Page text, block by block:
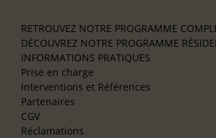
RETROUVEZ NOTRE PROGRAMME
DÉCOUVREZ NOTRE PROGRAMME
INFORMATIONS PRATIQUES
Prise en charge
Interventions et Références
Partenaires
CGV
Réclamations